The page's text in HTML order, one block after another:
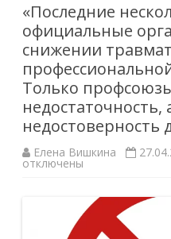
«Последние
официальные
снижении
Только
недостаточность,
недостоверность
Елена Вишкина
отключены